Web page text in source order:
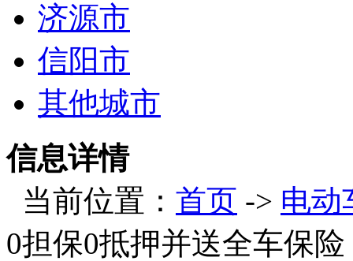
济源市
信阳市
其他城市
信息详情
当前位置： 首页 -> 电动
0担保0抵押并送全车保险